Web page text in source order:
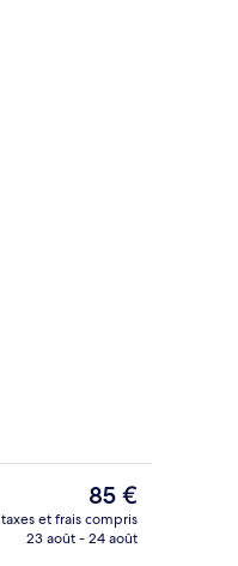
Le
prix
actuel
85 €
taxes et frais compris
23 août - 24 août